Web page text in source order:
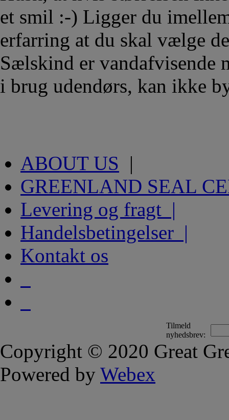
et smil :-) Ligger du
erfarring at du skal vælge
Sælskind er vandafvisende
i brug udendørs, kan ikke
ABOUT US |
GREENLAND SEAL
Levering og fragt |
Handelsbetingelser |
Kontakt os
Tilmeld
nyhedsbrev:
Copyright © 2020 Great
Powered by Webex